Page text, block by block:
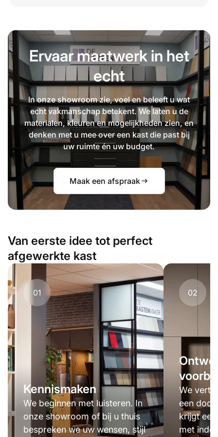
Ervaar maatwerk in het
echt
In onze showroom zie, voel en beleeft u wat
echt vakmanschap betekent. We laten u de
materialen, kleuren en mogelijkheden zien, en
denken met u mee over een kast die past bij
uw ruimte én uw budget.
Maak een afspraak
Van eerste idee tot perfect
afgewerkte kast
01
Kennismaken
We beginnen met luisteren. In
onze showroom of bij u thuis
bespreken we uw wensen, stijl
02
We
een
krijgt
met